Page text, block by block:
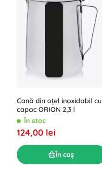
Cană din oțel inoxidabil cu
capac ORION 2,3 l
În stoc
124,00 lei
În coș